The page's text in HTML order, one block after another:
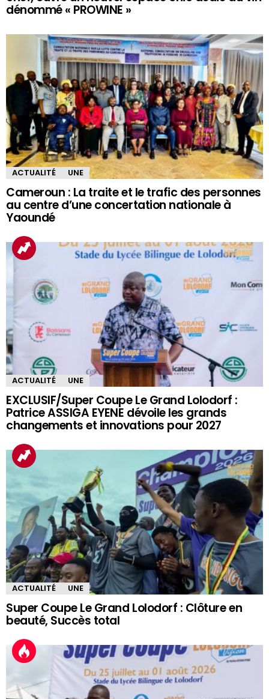
dénommé « PROWINE »
ACTUALITÉ UNE
Cameroun : La traite et le trafic des personnes
au centre d’une concertation nationale à
Yaoundé
ACTUALITÉ UNE
EXCLUSIF/Super Coupe Le Grand Lolodorf :
Patrice ASSIGA EYENE dévoile les grands
changements et innovations pour 2027
ACTUALITÉ UNE
Super Coupe Le Grand Lolodorf : Clôture en
beauté, Succès total